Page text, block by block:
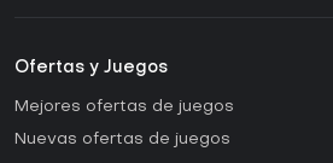
Ofertas y Juegos
Mejores ofertas de juegos
Nuevas ofertas de juegos